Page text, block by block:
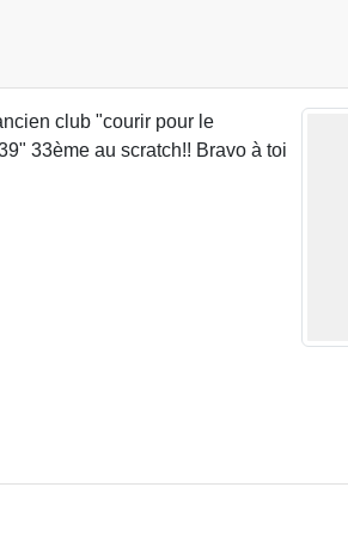
club "courir pour le
33ème au scratch!! Bravo à toi